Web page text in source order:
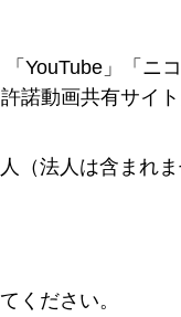
YouTube」「ニ
諾動画共有サイ
（法人は含まれ
ください。